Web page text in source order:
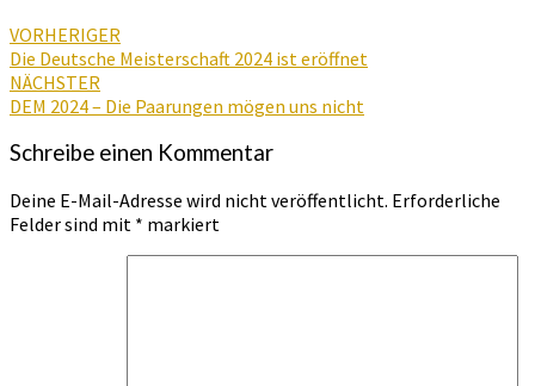
VORHERIGER
Die Deutsche Meisterschaft 2024 ist eröffnet
NÄCHSTER
DEM 2024 – Die Paarungen mögen uns nicht
Schreibe einen Kommentar
Deine E-Mail-Adresse wird nicht veröffentlicht. Erforderliche
Felder sind mit * markiert